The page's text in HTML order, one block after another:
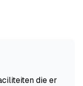
die er